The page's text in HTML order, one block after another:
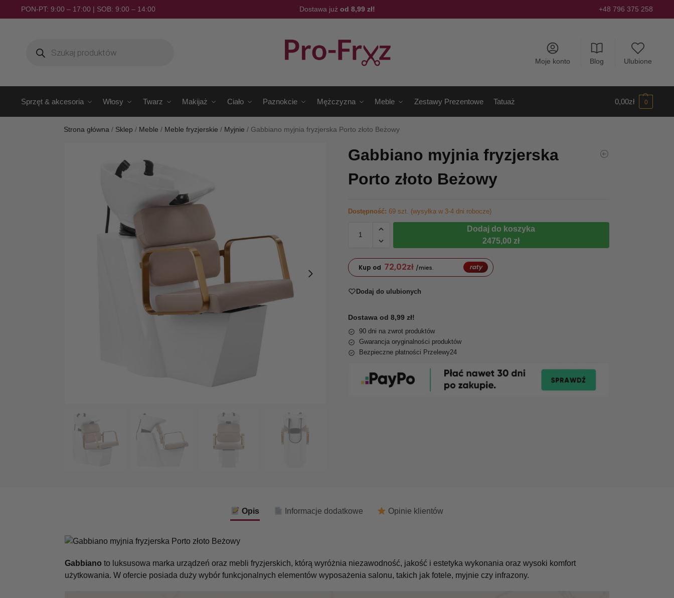
PON-PT: 9:00 – 17:00 | SOB: 9:00 – 14:00 Dostawa już od 8,99 zł! +48 796 375 258
Moje konto Blog Ulubione
Sprzęt & akcesoria Włosy Twarz Makijaż Ciało Paznokcie Mężczyzna Meble Zestawy Prezentowe Tatuaż 0,00zł 0
Strona główna / Sklep / Meble / Meble fryzjerskie / Myjnie / Gabbiano myjnia fryzjerska Porto złoto Beżowy
Gabbiano myjnia fryzjerska
Porto złoto Beżowy
Dostępność: 69 szt. (wysyłka w 3-4 dni robocze)
Dodaj do koszyka
2475,00 zł
Kup od 72,02zł /mies. raty
Dodaj do ulubionych
Dostawa od 8,99 zł!
90 dni na zwrot produktów
Gwarancja oryginalności produktów
Bezpieczne płatności Przelewy24
Opis Informacje dodatkowe Opinie klientów
Gabbiano to luksusowa marka urządzeń oraz mebli fryzjerskich, którą wyróżnia niezawodność, jakość i estetyka wykonania oraz wysoki komfort
użytkowania. W ofercie posiada duży wybór funkcjonalnych elementów wyposażenia salonu, takich jak fotele, myjnie czy infrazony.